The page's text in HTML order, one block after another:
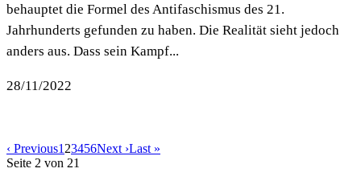
behauptet die Formel des Antifaschismus des 21.
Jahrhunderts gefunden zu haben. Die Realität sieht jedoch
anders aus. Dass sein Kampf...
28/11/2022
‹ Previous1 23456Next ›Last »
Seite 2 von 21